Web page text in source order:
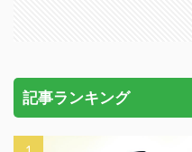
記事ランキング